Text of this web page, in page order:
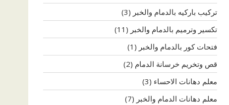
تركيب باركيه بالدمام والخبر (3)
تكسير وترميم بالدمام والخبر (11)
فتحات كور بالدمام والخبر (1)
قص وتخريم خرسانة الدمام (2)
معلم دهانات الاحساء (3)
معلم دهانات الدمام والخبر (7)